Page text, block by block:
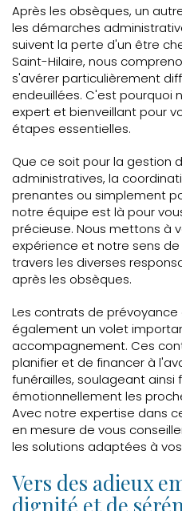
Après les obsèques, un
les démarches
suivent la perte d'un être
Saint-Hilaire, nous
s'avérer particulièrement
endeuillées. C'est pourquoi
expert et bienveillant pour
étapes essentielles.
Que ce soit pour la gestion
administratives, la
prenantes ou simplement
notre équipe est là pour
précieuse. Nous mettons à
expérience et notre sens
travers les diverses
après les obsèques.
Les contrats de
également un volet
accompagnement. Ces
planifier et de financer à
funérailles, soulageant
émotionnellement les
Avec notre expertise dans
en mesure de vous
les solutions adaptées à
Vers des adieux
dignité et de